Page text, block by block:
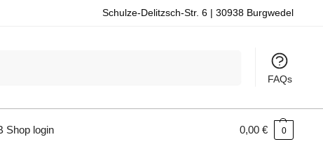
Schulze-Delitzsch-Str. 6 | 30938 Burgwedel
FAQs
Shop login 0,00€ 0